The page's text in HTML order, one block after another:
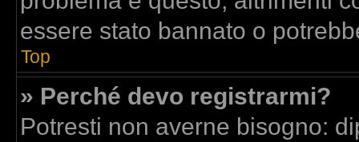
essere stato bannato o
Top
» Perché devo registrarmi?
Potresti non averne bisogno: